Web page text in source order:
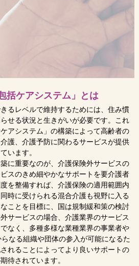
括ケアシステム」とは
るレベルで維持するためには、住み慣
せる状況と生きがいが必要です。これ
アシステム」の構築によって高齢者の
護、介護予防に関わるサービスが提供
います。
に重要なのが、介護保険外サービスの
スのきめ細やかなサポートを要介護者
を整備すれば、介護保険の適用範囲内
時に受けられる混合介護も視野に入る
ことを目標に、国は規制緩和策の検討
サービスの場合、介護業界のサービス
なく、多種多様な業種業界の事業者や
なる組織や団体の参入が可能になるた
れることによってより良いサポートの
待されています。